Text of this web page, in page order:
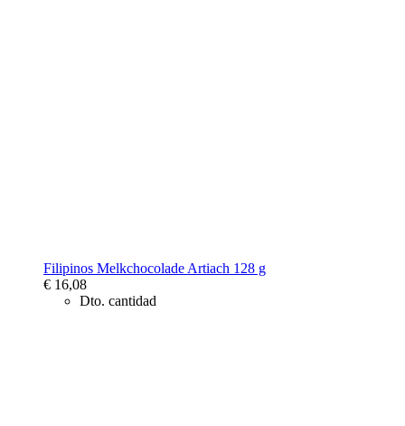
Filipinos Melkchocolade Artiach 128 g
€ 16,08
Dto. cantidad